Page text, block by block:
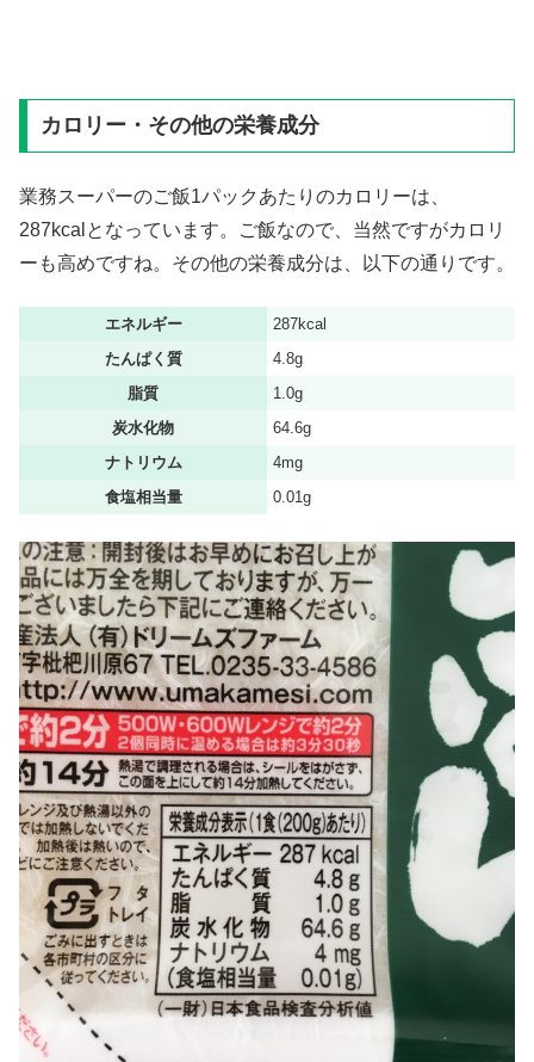
カロリー・その他の栄養成分
業務スーパーのご飯1パックあたりのカロリーは、
287kcalとなっています。ご飯なので、当然ですがカロリ
ーも高めですね。その他の栄養成分は、以下の通りです。
エネルギー
287kcal
たんぱく質
4.8g
脂質
1.0g
炭水化物
64.6g
ナトリウム
4mg
食塩相当量
0.01g